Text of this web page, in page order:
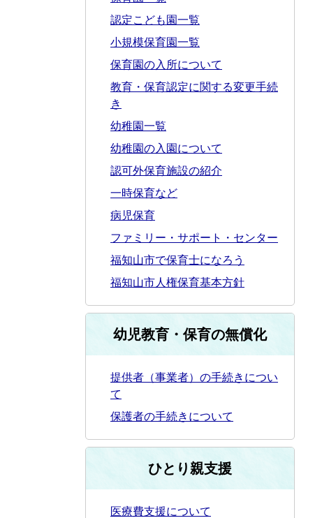
認定こども園一覧
小規模保育園一覧
保育園の入所について
教育・保育認定に関する変更手続
き
幼稚園一覧
幼稚園の入園について
認可外保育施設の紹介
一時保育など
病児保育
ファミリー・サポート・センター
福知山市で保育士になろう
福知山市人権保育基本方針
幼児教育・保育の無償化
提供者（事業者）の手続きについ
て
保護者の手続きについて
ひとり親支援
医療費支援について